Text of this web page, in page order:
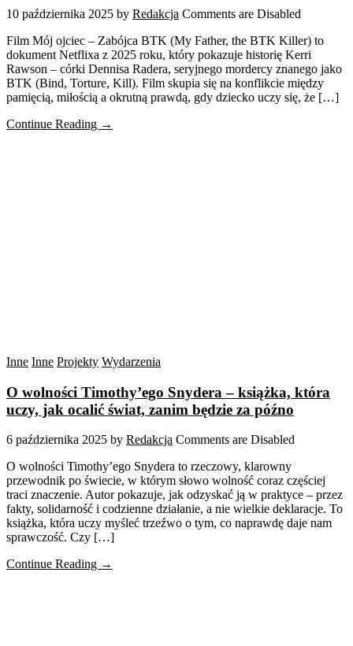
10 października 2025 by Redakcja Comments are Disabled
Film Mój ojciec – Zabójca BTK (My Father, the BTK Killer) to
dokument Netflixa z 2025 roku, który pokazuje historię Kerri
Rawson – córki Dennisa Radera, seryjnego mordercy znanego jako
BTK (Bind, Torture, Kill). Film skupia się na konflikcie między
pamięcią, miłością a okrutną prawdą, gdy dziecko uczy się, że […]
Continue Reading →
Inne Inne Projekty Wydarzenia
O wolności Timothy’ego Snydera – książka, która
uczy, jak ocalić świat, zanim będzie za późno
6 października 2025 by Redakcja Comments are Disabled
O wolności Timothy’ego Snydera to rzeczowy, klarowny
przewodnik po świecie, w którym słowo wolność coraz częściej
traci znaczenie. Autor pokazuje, jak odzyskać ją w praktyce – przez
fakty, solidarność i codzienne działanie, a nie wielkie deklaracje. To
książka, która uczy myśleć trzeźwo o tym, co naprawdę daje nam
sprawczość. Czy […]
Continue Reading →